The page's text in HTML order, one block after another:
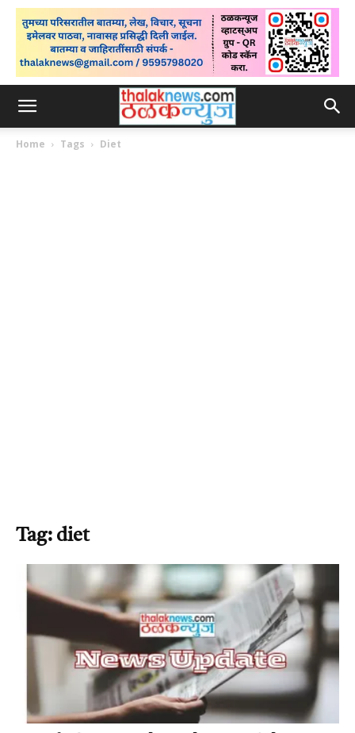
Home Tags Diet
Tag: diet